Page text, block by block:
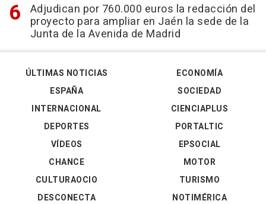
Adjudican por 760.000 euros la redacción del
proyecto para ampliar en Jaén la sede de la
Junta de la Avenida de Madrid
ÚLTIMAS NOTICIAS
ESPAÑA
INTERNACIONAL
DEPORTES
VÍDEOS
ECONOMÍA
SOCIEDAD
CIENCIAPLUS
PORTALTIC
EPSOCIAL
CHANCE
CULTURAOCIO
DESCONECTA
MOTOR
TURISMO
NOTIMÉRICA